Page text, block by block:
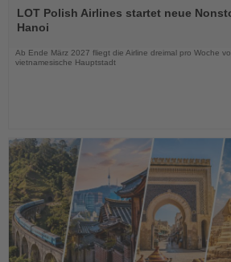
Sie
die
LOT Polish Airlines startet neue
Hanoi
Ab Ende März 2027 fliegt die Airline dreimal pro Woche
vietnamesische Hauptstadt